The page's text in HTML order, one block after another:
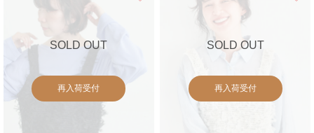
SOLD OUT
再入荷受付
SOLD OUT
再入荷受付